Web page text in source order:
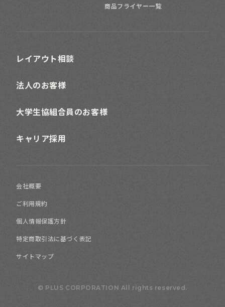
商品フライヤー一覧
レイアウト相談
法人のお客様
大学生協組合員のお客様
キャリア採用
会社概要
ご利用規約
個人情報保護方針
特定商取引法に基づく表記
サイトマップ
© PLUS CORPORATION All rights reserved.